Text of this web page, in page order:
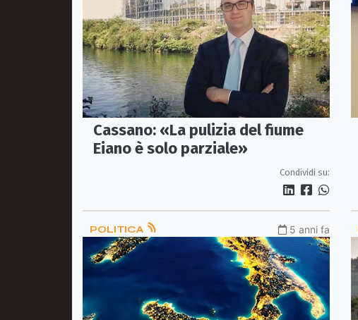
Cassano: «La pulizia del fiume
Eiano è solo parziale»
Condividi su:
POLITICA 5 anni fa